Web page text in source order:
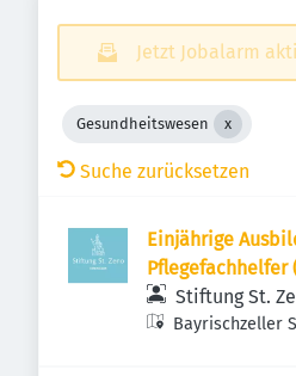
Jetzt Jobalarm
Gesundheitswesen
Suche zurücksetzen
Einjährige
Stiftung St.
Bayrischzeller